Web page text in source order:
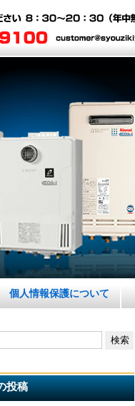
個人情報保護について
投稿